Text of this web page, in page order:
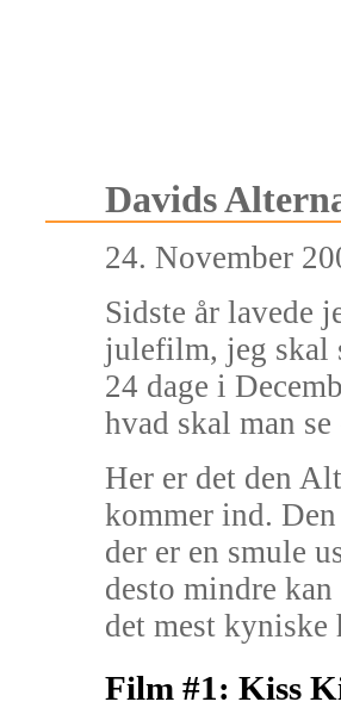
Davids
24. November
Sidste år lavede
julefilm, jeg skal
24 dage i
hvad skal man
Her er det den
kommer ind.
der er en smule
desto mindre
det mest kyniske
Film #1: Kiss